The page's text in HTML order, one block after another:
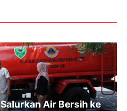
Air Bersih ke